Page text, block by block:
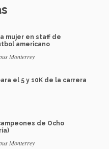
mujer en staff de
americano
Monterrey
el 5 y 10K de la carrera
de Ocho
Monterrey